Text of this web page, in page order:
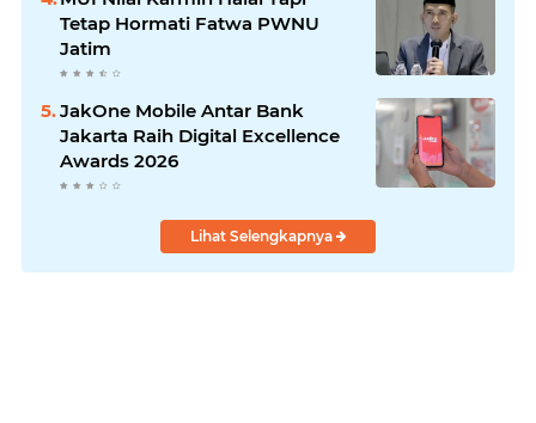
Tetap Hormati Fatwa PWNU
Jatim
JakOne Mobile Antar Bank
Jakarta Raih Digital Excellence
Awards 2026
Lihat Selengkapnya